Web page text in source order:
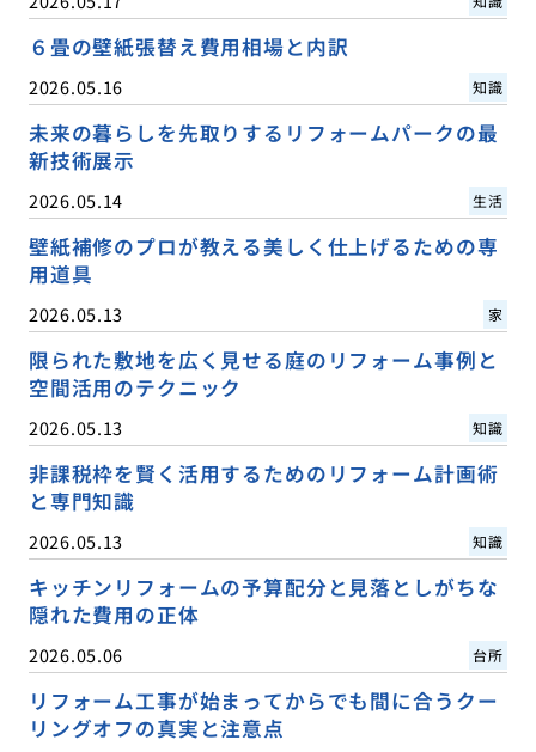
６畳の壁紙張替え費用相場と内訳
2026.05.16 知識
未来の暮らしを先取りするリフォームパークの最
新技術展示
2026.05.14 生活
壁紙補修のプロが教える美しく仕上げるための専
用道具
2026.05.13 家
限られた敷地を広く見せる庭のリフォーム事例と
空間活用のテクニック
2026.05.13 知識
非課税枠を賢く活用するためのリフォーム計画術
と専門知識
2026.05.13 知識
キッチンリフォームの予算配分と見落としがちな
隠れた費用の正体
2026.05.06 台所
リフォーム工事が始まってからでも間に合うクー
リングオフの真実と注意点